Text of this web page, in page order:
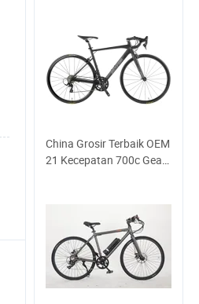
China Grosir Terbaik OEM
21 Kecepatan 700c Gear
Roda Rem Paduan untuk
Pria